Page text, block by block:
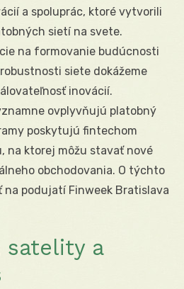
a spoluprác, ktoré vytvorili
sietí na svete.
na formovanie budúcnosti
siete dokážeme
inovácií.
ovplyvňujú platobný
poskytujú fintechom
ktorej môžu stavať nové
obchodovania. O týchto
podujatí Finweek Bratislava
satelity a